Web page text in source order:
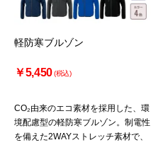
軽防寒ブルゾン
￥5,450(税込)
CO₂由来のエコ素材を採用した、環
境配慮型の軽防寒ブルゾン。制電性
を備えた2WAYストレッチ素材で、